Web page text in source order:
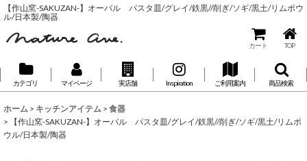
【作山窯-SAKUZAN-】オーバル パスタ皿/グレイ/鉄黒//削ぎ/ソギ/黒土/リムボウ
ル/日本製/陶器
カート TOP
カテゴリ マイページ 実店舗 Inspiration ご利用案内 商品検索
ホーム > キッチンアイテム > 食器
>
【作山窯-SAKUZAN-】オーバル パスタ皿/グレイ/鉄黒//削ぎ/ソギ/黒土/リムボ
ウル/日本製/陶器